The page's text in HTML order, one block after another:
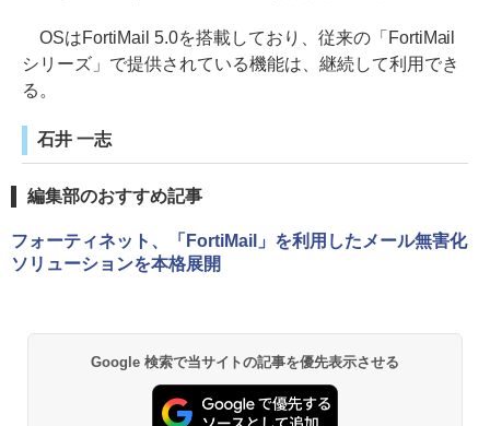
OSはFortiMail 5.0を搭載しており、従来の「FortiMail
シリーズ」で提供されている機能は、継続して利用でき
る。
石井 一志
編集部のおすすめ記事
フォーティネット、「FortiMail」を利用したメール無害化
ソリューションを本格展開
Google 検索で当サイトの記事を優先表示させる